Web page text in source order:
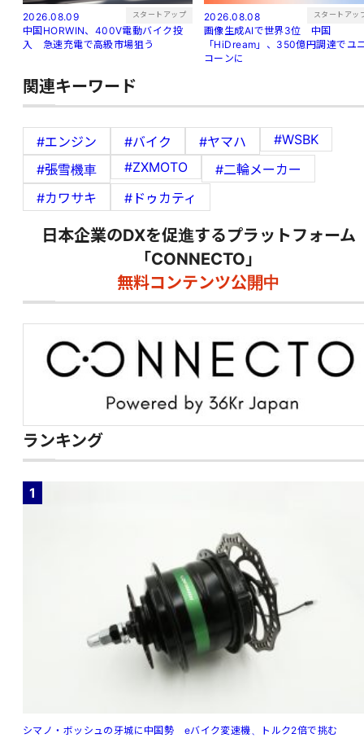
2026.08.09 スタートアップ
中国HORWIN、400V電動バイク投
入 急速充電で高級市場狙う
2026.08.08 スタートアッ
画像生成AIで世界3位 中国
「HiDream」、350億円調達でユ
コーンに
関連キーワード
#エンジン #バイク #ヤマハ
#WSBK
#張雪機車
#ZXMOTO
#二輪メーカー
#カワサキ
#ドゥカティ
日本企業のDXを促進するプラットフォーム
「CONNECTO」
無料コンテンツ公開中
ランキング
1
シマノ・ボッシュの牙城に中国勢 eバイク変速機、トルク2倍で挑む